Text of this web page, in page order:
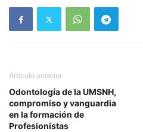
Artículo anterior
Odontología de la UMSNH,
compromiso y vanguardia
en la formación de
Profesionistas